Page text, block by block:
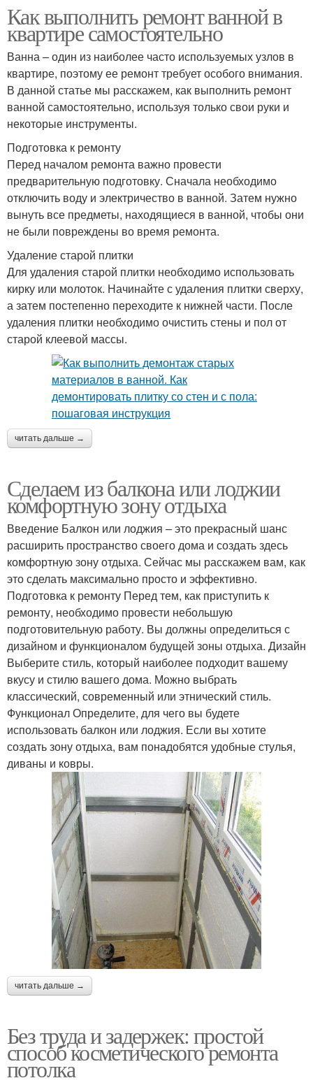
Как выполнить ремонт ванной в
квартире самостоятельно
Ванна – один из наиболее часто используемых узлов в
квартире, поэтому ее ремонт требует особого внимания.
В данной статье мы расскажем, как выполнить ремонт
ванной самостоятельно, используя только свои руки и
некоторые инструменты.
Подготовка к ремонту
Перед началом ремонта важно провести
предварительную подготовку. Сначала необходимо
отключить воду и электричество в ванной. Затем нужно
вынуть все предметы, находящиеся в ванной, чтобы они
не были повреждены во время ремонта.
Удаление старой плитки
Для удаления старой плитки необходимо использовать
кирку или молоток. Начинайте с удаления плитки сверху,
а затем постепенно переходите к нижней части. После
удаления плитки необходимо очистить стены и пол от
старой клеевой массы.
читать дальше →
Сделаем из балкона или лоджии
комфортную зону отдыха
Введение Балкон или лоджия – это прекрасный шанс
расширить пространство своего дома и создать здесь
комфортную зону отдыха. Сейчас мы расскажем вам, как
это сделать максимально просто и эффективно.
Подготовка к ремонту Перед тем, как приступить к
ремонту, необходимо провести небольшую
подготовительную работу. Вы должны определиться с
дизайном и функционалом будущей зоны отдыха. Дизайн
Выберите стиль, который наиболее подходит вашему
вкусу и стилю вашего дома. Можно выбрать
классический, современный или этнический стиль.
Функционал Определите, для чего вы будете
использовать балкон или лоджия. Если вы хотите
создать зону отдыха, вам понадобятся удобные стулья,
диваны и ковры.
читать дальше →
Без труда и задержек: простой
способ косметического ремонта
потолка